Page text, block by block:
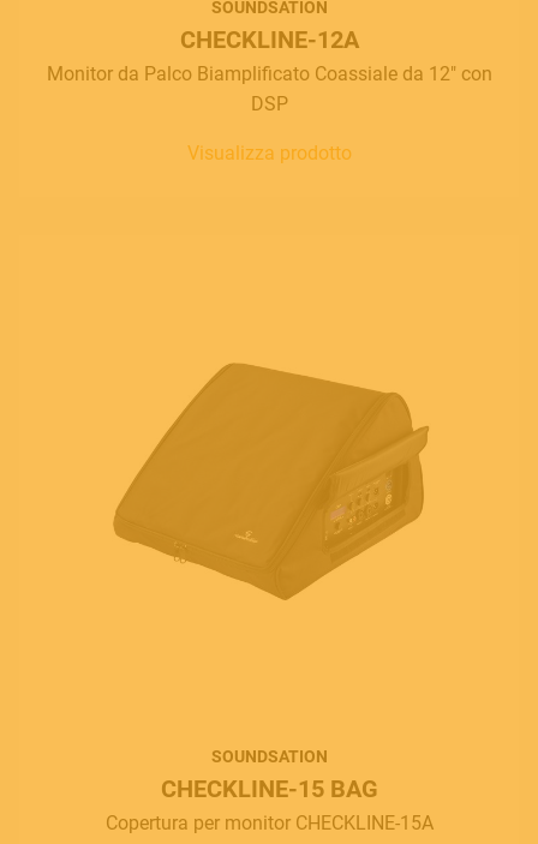
SOUNDSATION
CHECKLINE-12A
Monitor da Palco Biamplificato Coassiale da 12" con
DSP
Visualizza prodotto
SOUNDSATION
CHECKLINE-15 BAG
Copertura per monitor CHECKLINE-15A